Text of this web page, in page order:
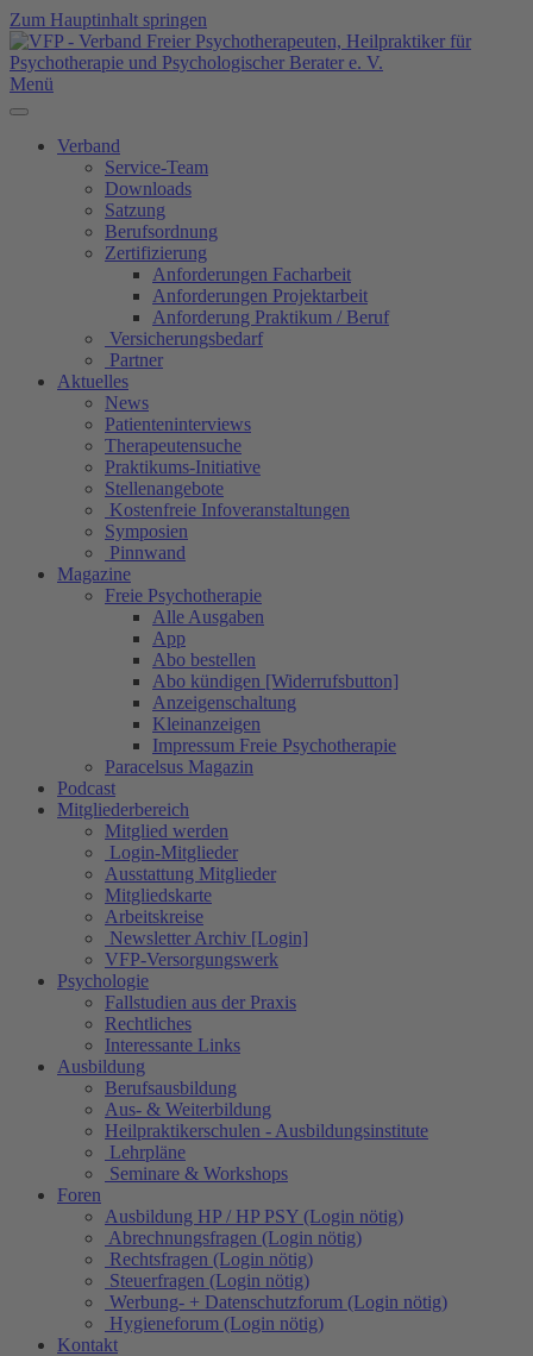
Zum Hauptinhalt springen
Menü
Verband
Service-Team
Downloads
Satzung
Berufsordnung
Zertifizierung
Anforderungen Facharbeit
Anforderungen Projektarbeit
Anforderung Praktikum / Beruf
Versicherungsbedarf
Partner
Aktuelles
News
Patienteninterviews
Therapeutensuche
Praktikums-Initiative
Stellenangebote
Kostenfreie Infoveranstaltungen
Symposien
Pinnwand
Magazine
Freie Psychotherapie
Alle Ausgaben
App
Abo bestellen
Abo kündigen [Widerrufsbutton]
Anzeigenschaltung
Kleinanzeigen
Impressum Freie Psychotherapie
Paracelsus Magazin
Podcast
Mitgliederbereich
Mitglied werden
Login-Mitglieder
Ausstattung Mitglieder
Mitgliedskarte
Arbeitskreise
Newsletter Archiv [Login]
VFP-Versorgungswerk
Psychologie
Fallstudien aus der Praxis
Rechtliches
Interessante Links
Ausbildung
Berufsausbildung
Aus- & Weiterbildung
Heilpraktikerschulen - Ausbildungsinstitute
Lehrpläne
Seminare & Workshops
Foren
Ausbildung HP / HP PSY (Login nötig)
Abrechnungsfragen (Login nötig)
Rechtsfragen (Login nötig)
Steuerfragen (Login nötig)
Werbung- + Datenschutzforum (Login nötig)
Hygieneforum (Login nötig)
Kontakt